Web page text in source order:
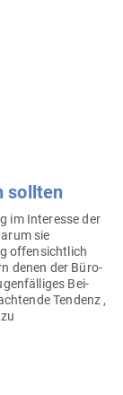
sollten
im Interesse der
sie
offen­sichtlich
denen der Büro­
Bei­
Tendenz ,